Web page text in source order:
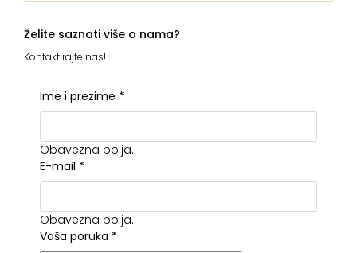
Želite saznati više o nama?
Kontaktirajte nas!
Ime i prezime *
Obavezna polja.
E-mail *
Obavezna polja.
Vaša poruka *